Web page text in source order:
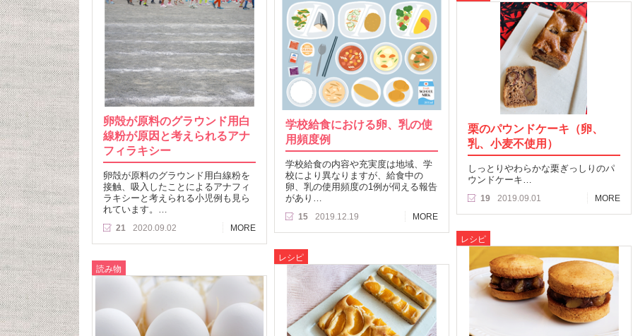
卵殻が原料のグラウンド用白
線粉が原因と考えられるアナ
フィラキシー
卵殻が原料のグラウンド用白線粉を
接触、吸入したことによるアナフィ
ラキシーと考えられる小児例も見ら
れています。…
21 2020.09.02 MORE
学校給食における卵、乳の使
用頻度例
学校給食の内容や充実度は地域、学
校により異なりますが、給食中の
卵、乳の使用頻度の1例が伺える報告
があり…
15 2019.12.19 MORE
栗のパウンドケーキ（卵、
乳、小麦不使用）
しっとりやわらかな栗ぎっしりのパ
ウンドケーキ…
19 2019.09.01 MORE
レシピ
レシピ
読み物